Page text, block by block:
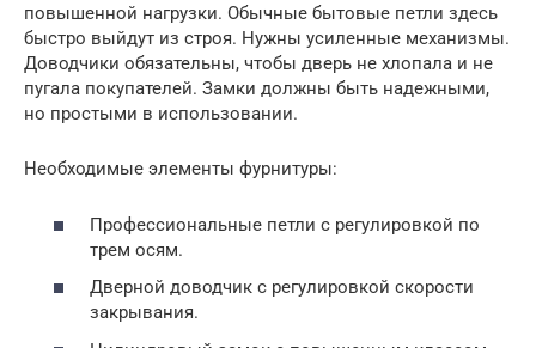
повышенной нагрузки. Обычные бытовые петли здесь
быстро выйдут из строя. Нужны усиленные механизмы.
Доводчики обязательны, чтобы дверь не хлопала и не
пугала покупателей. Замки должны быть надежными,
но простыми в использовании.
Необходимые элементы фурнитуры:
Профессиональные петли с регулировкой по
трем осям.
Дверной доводчик с регулировкой скорости
закрывания.